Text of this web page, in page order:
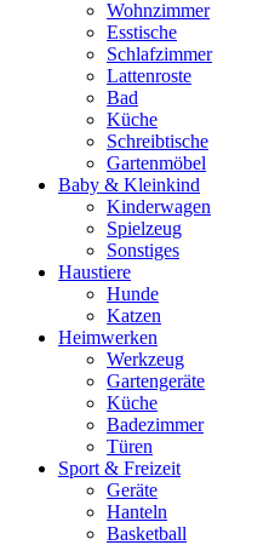
Wohnzimmer
Esstische
Schlafzimmer
Lattenroste
Bad
Küche
Schreibtische
Gartenmöbel
Baby & Kleinkind
Kinderwagen
Spielzeug
Sonstiges
Haustiere
Hunde
Katzen
Heimwerken
Werkzeug
Gartengeräte
Küche
Badezimmer
Türen
Sport & Freizeit
Geräte
Hanteln
Basketball